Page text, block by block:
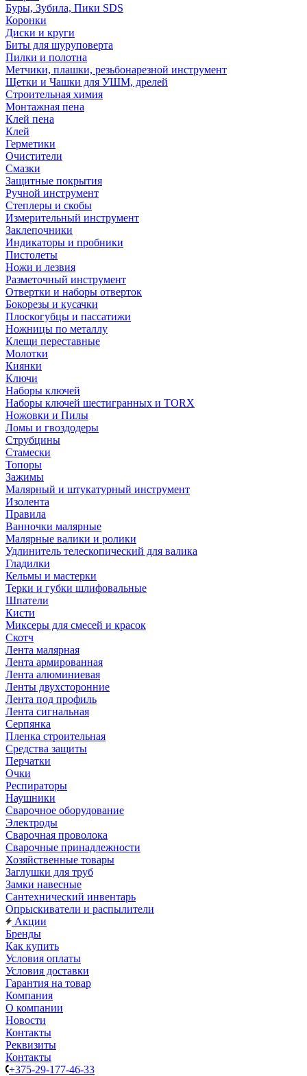
Буры, Зубила, Пики SDS
Коронки
Диски и круги
Биты для шуруповерта
Пилки и полотна
Метчики, плашки, резьбонарезной инструмент
Щетки и Чашки для УШМ, дрелей
Строительная химия
Монтажная пена
Клей пена
Клей
Герметики
Очистители
Смазки
Защитные покрытия
Ручной инструмент
Степлеры и скобы
Измерительный инструмент
Заклепочники
Индикаторы и пробники
Пистолеты
Ножи и лезвия
Разметочный инструмент
Отвертки и наборы отверток
Бокорезы и кусачки
Плоскогубцы и пассатижи
Ножницы по металлу
Клещи переставные
Молотки
Киянки
Ключи
Наборы ключей
Наборы ключей шестигранных и TORX
Ножовки и Пилы
Ломы и гвоздодеры
Струбцины
Стамески
Топоры
Зажимы
Малярный и штукатурный инструмент
Изолента
Правила
Ванночки малярные
Малярные валики и ролики
Удлинитель телескопический для валика
Гладилки
Кельмы и мастерки
Терки и губки шлифовальные
Шпатели
Кисти
Миксеры для смесей и красок
Скотч
Лента малярная
Лента армированная
Лента алюминиевая
Ленты двухсторонние
Лента под профиль
Лента сигнальная
Серпянка
Пленка строительная
Средства защиты
Перчатки
Очки
Респираторы
Наушники
Сварочное оборудование
Электроды
Сварочная проволока
Сварочные принадлежности
Хозяйственные товары
Заглушки для труб
Замки навесные
Сантехнический инвентарь
Опрыскиватели и распылители
Акции
Бренды
Как купить
Условия оплаты
Условия доставки
Гарантия на товар
Компания
О компании
Новости
Контакты
Реквизиты
Контакты
+375-29-177-46-33